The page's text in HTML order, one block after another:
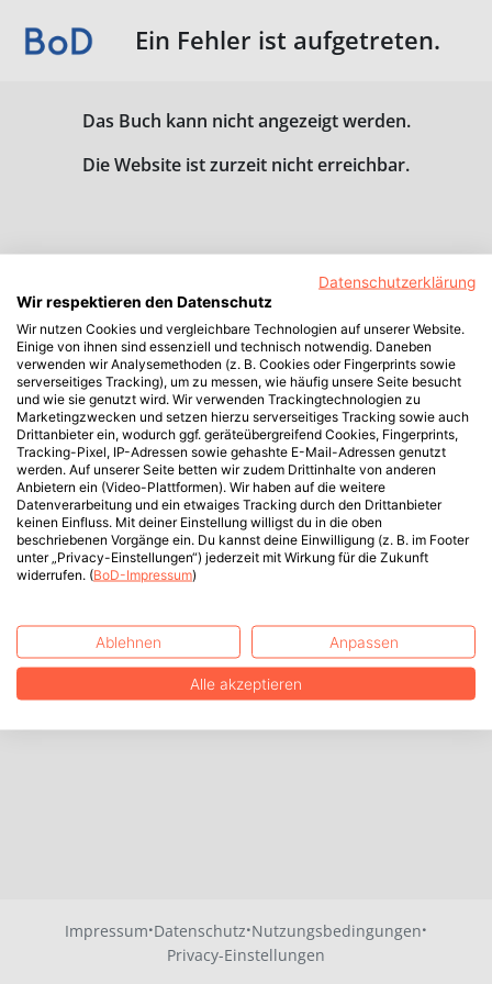
Ein Fehler ist aufgetreten.
Das Buch kann nicht angezeigt werden.
Die Website ist zurzeit nicht erreichbar.
Impressum·Datenschutz·Nutzungsbedingungen·
Privacy-Einstellungen
Datenschutzerklärung
Wir respektieren den Datenschutz
Wir nutzen Cookies und vergleichbare Technologien auf unserer Website.
Einige von ihnen sind essenziell und technisch notwendig. Daneben
verwenden wir Analysemethoden (z. B. Cookies oder Fingerprints sowie
serverseitiges Tracking), um zu messen, wie häufig unsere Seite besucht
und wie sie genutzt wird. Wir verwenden Trackingtechnologien zu
Marketingzwecken und setzen hierzu serverseitiges Tracking sowie auch
Drittanbieter ein, wodurch ggf. geräteübergreifend Cookies, Fingerprints,
Tracking-Pixel, IP-Adressen sowie gehashte E-Mail-Adressen genutzt
werden. Auf unserer Seite betten wir zudem Drittinhalte von anderen
Anbietern ein (Video-Plattformen). Wir haben auf die weitere
Datenverarbeitung und ein etwaiges Tracking durch den Drittanbieter
keinen Einfluss. Mit deiner Einstellung willigst du in die oben
beschriebenen Vorgänge ein. Du kannst deine Einwilligung (z. B. im Footer
unter „Privacy-Einstellungen“) jederzeit mit Wirkung für die Zukunft
widerrufen. (BoD-Impressum)
Ablehnen Anpassen
Alle akzeptieren